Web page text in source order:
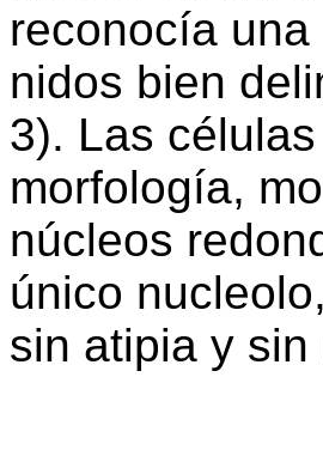
reconocía
nidos bien
3). Las
morfología,
núcleos
único
sin atipia y